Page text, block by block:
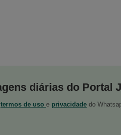
diárias do Portal
termos de uso e privacidade do